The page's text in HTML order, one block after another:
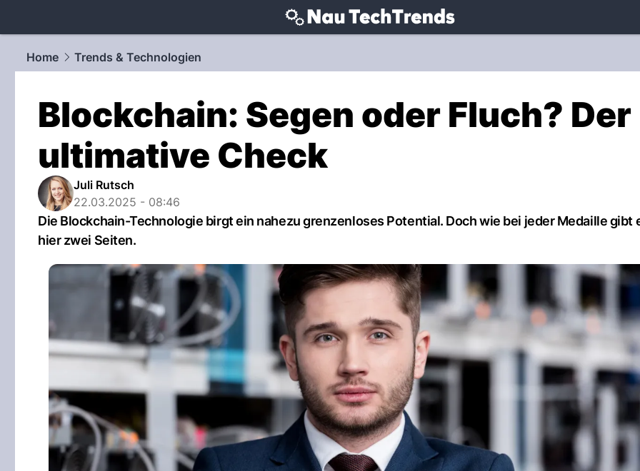
techtrends.NAU.ch
Home
Trends & Technologien
Blockchain: Segen oder Fluch? Der
ultimative Check
Juli Rutsch
22.03.2025 - 08:46
Die Blockchain-Technologie birgt ein nahezu grenzenloses Potential. Doch wie bei jeder Medaille gibt
hier zwei Seiten.